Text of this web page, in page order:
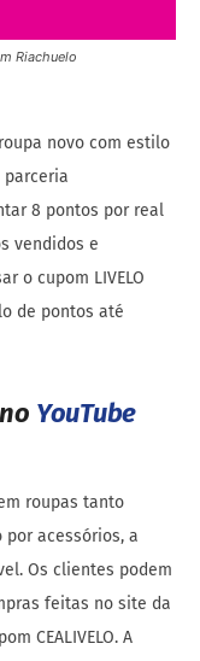
Riachuelo
novo com estilo
parceria
8 pontos por real
vendidos e
o cupom LIVELO
de pontos até
YouTube
roupas tanto
acessórios, a
Os clientes podem
feitas no site da
CEALIVELO. A